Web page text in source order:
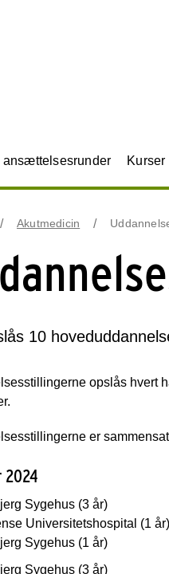
ansættelsesrunder Kurser
Akutmedicin
10
opslås hvert
er
2024
Sygehus (3 år)
Universitetshospital (1 år)
Sygehus (1 år)
Sygehus (3 år)